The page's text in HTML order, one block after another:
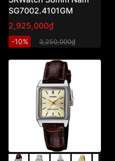
SG7002.4101GM
2,925,000₫
-10% 3,250,000₫